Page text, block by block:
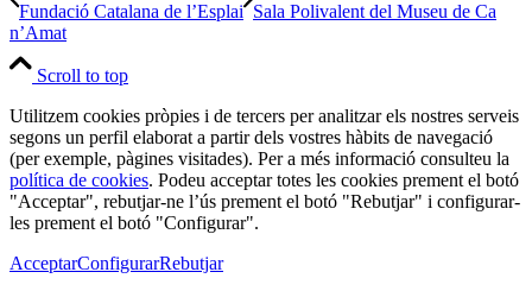
Fundació Catalana de l’Esplai Sala Polivalent del Museu de Ca
n’Amat
Scroll to top
Utilitzem cookies pròpies i de tercers per analitzar els nostres serveis
segons un perfil elaborat a partir dels vostres hàbits de navegació
(per exemple, pàgines visitades). Per a més informació consulteu la
política de cookies. Podeu acceptar totes les cookies prement el botó
"Acceptar", rebutjar-ne l’ús prement el botó "Rebutjar" i configurar-
les prement el botó "Configurar".
AcceptarConfigurarRebutjar